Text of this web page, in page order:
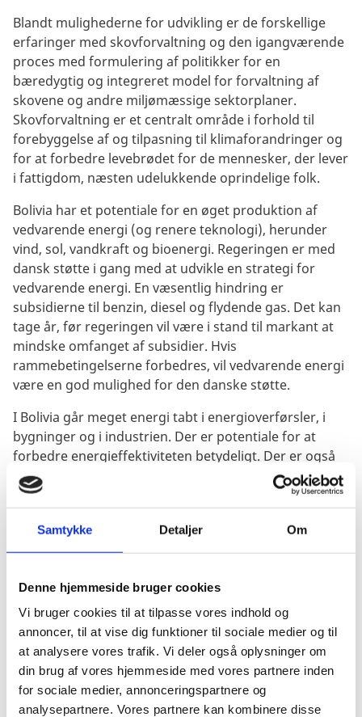
Samtykke Detaljer Om
Denne hjemmeside bruger cookies
Vi bruger cookies til at tilpasse vores indhold og
annoncer, til at vise dig funktioner til sociale medier og til
at analysere vores trafik. Vi deler også oplysninger om
din brug af vores hjemmeside med vores partnere inden
for sociale medier, annonceringspartnere og
analysepartnere. Vores partnere kan kombinere disse
Blandt mulighederne for udvikling er de forskellige
erfaringer med skovforvaltning og den igangværende
proces med formulering af politikker for en
bæredygtig og integreret model for forvaltning af
skovene og andre miljømæssige sektorplaner.
Skovforvaltning er et centralt område i forhold til
forebyggelse af og tilpasning til klimaforandringer og
for at forbedre levebrødet for de mennesker, der lever
i fattigdom, næsten udelukkende oprindelige folk.
Bolivia har et potentiale for en øget produktion af
vedvarende energi (og renere teknologi), herunder
vind, sol, vandkraft og bioenergi. Regeringen er med
dansk støtte i gang med at udvikle en strategi for
vedvarende energi. En væsentlig hindring er
subsidierne til benzin, diesel og flydende gas. Det kan
tage år, før regeringen vil være i stand til markant at
mindske omfanget af subsidier. Hvis
rammebetingelserne forbedres, vil vedvarende energi
være en god mulighed for den danske støtte.
I Bolivia går meget energi tabt i energioverførsler, i
bygninger og i industrien. Der er potentiale for at
forbedre energieffektiviteten betydeligt. Der er også
potentiale for at fremme renere teknologi inden for
andre områder, såsom en mere effektiv udnyttelse af
vandressourcerne i landbrug og industri. Det danske
udviklingssamarbejde har gode erfaringer at bygge
videre på, og der er muligheder for inddragelse af
Følgende hovedresultater forventes at blive nået:
Styrket bevarelse af skov og biodiversitet i
nationalparker og skovområder.
Forebyggelse af og tilpasning til
klimaforandringerne gennem integreret